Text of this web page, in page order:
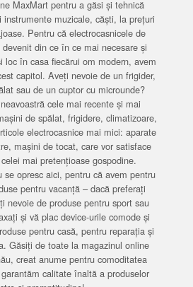
MaxMart pentru a găsi și tehnică
muzicale, căști, la prețuri
Pentru că electrocasnicele de
din ce în ce mai necesare și
loc în casa fiecărui om modern, avem
capitol. Aveți nevoie de un frigider,
sau de un cuptor cu microunde?
cele mai recente și mai
de spălat, frigidere, climatizoare,
electrocasnice mai mici: aparate
mașini de tocat, care vor satisface
mai pretențioase gospodine.
se opresc aici, pentru că avem pentru
pentru vacanță – dacă preferați
nevoie de produse pentru sport sau
și vă plac device-urile comode și
pentru casă, pentru reparația și
Găsiți de toate la magazinul online
creat anume pentru comoditatea
calitate înaltă a produselor